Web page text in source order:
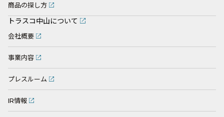
商品の探し方
トラスコ中山について
会社概要
事業内容
プレスルーム
IR情報